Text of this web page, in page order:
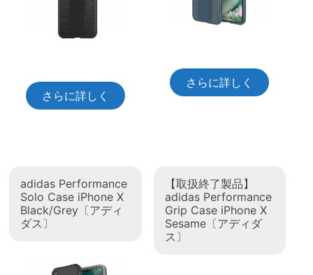
さらに詳しく
さらに詳しく
adidas Performance
Solo Case iPhone X
Black/Grey〔アディ
ダス〕
【取扱終了製品】
adidas Performance
Grip Case iPhone X
Sesame〔アディダ
ス〕